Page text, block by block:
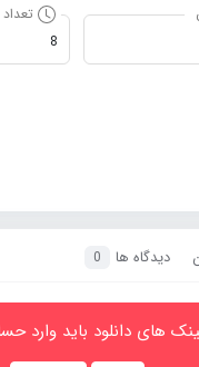
8
دیدگاه ها 0
های دانلود باید وارد